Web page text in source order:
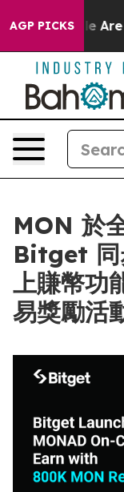
AGP PICKS
“People Are
MON 於
Bitget 同
上賺幣功
易獎勵活